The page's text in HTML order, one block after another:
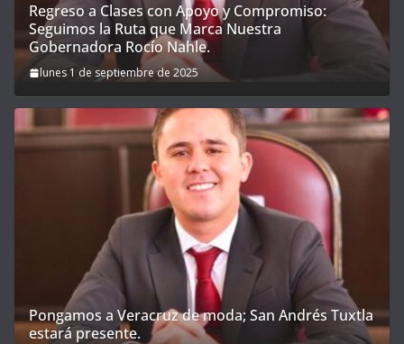
Regreso a Clases con Apoyo y Compromiso:
Seguimos la Ruta que Marca Nuestra
Gobernadora Rocío Nahle.
lunes 1 de septiembre de 2025
Pongamos a Veracruz de moda; San Andrés Tuxtla
estará presente.